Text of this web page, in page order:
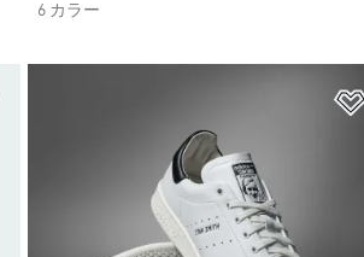
6 カラー